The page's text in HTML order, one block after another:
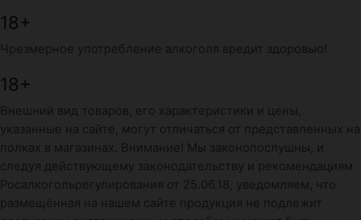
18+
Чрезмерное употребление алкоголя вредит здоровью!
18+
Внешний вид товаров, его характеристики и цены,
указанные на сайте, могут отличаться от представленных на
полках в магазинах. Внимание! Мы законопослушны, и
следуя действующему законодательству и рекомендациям
Росалкогольрегулирования от 25.06.18, уведомляем, что
размещённая на нашем сайте продукция не подлежит